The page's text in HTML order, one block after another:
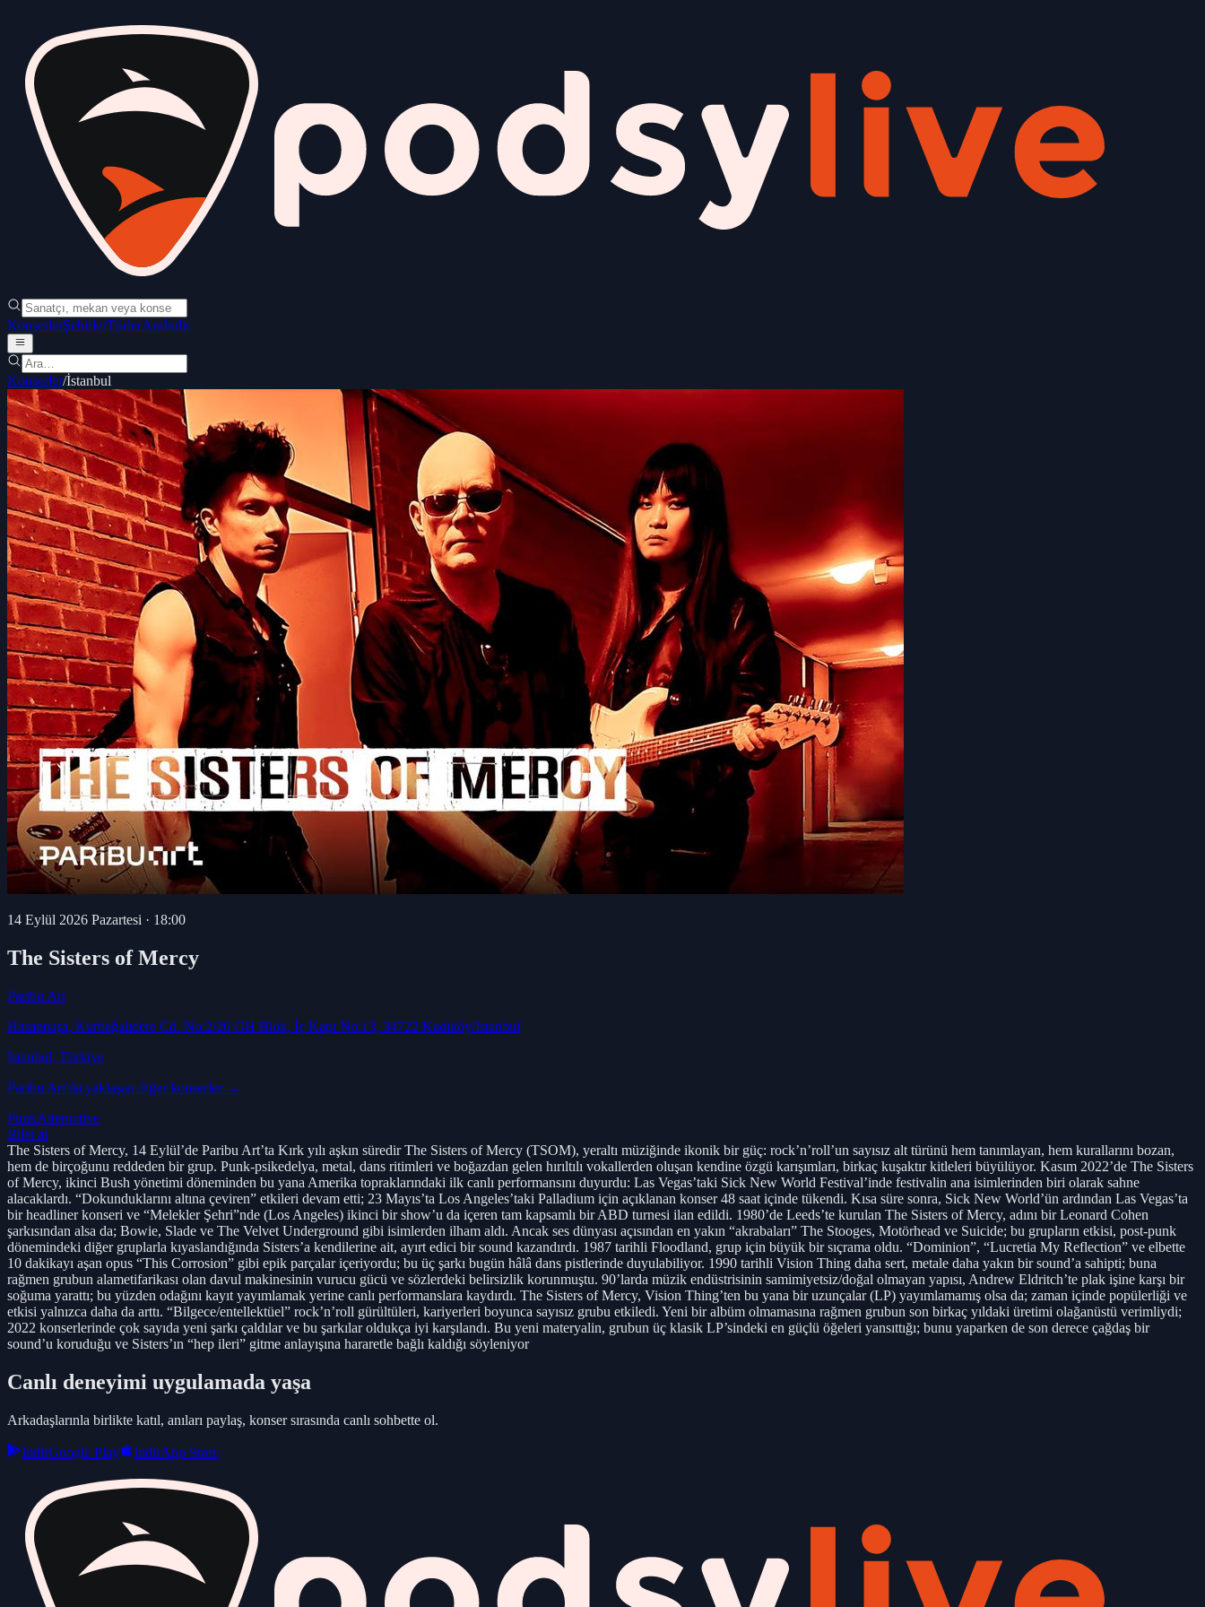
KonserlerŞehirlerTürlerAraİndir
Konserler/İstanbul
14 Eylül 2026 Pazartesi · 18:00
The Sisters of Mercy
Paribu Art
Hasanpaşa, Kurbağalıdere Cd. No:2/26 GH Blok, İç Kapı No:13, 34722 Kadıköy/İstanbul
İstanbul, Türkiye
Paribu Art'da yaklaşan diğer konserler →
PunkAlternative
Bilet al
The Sisters of Mercy, 14 Eylül’de Paribu Art’ta Kırk yılı aşkın süredir The Sisters of Mercy (TSOM), yeraltı müziğinde ikonik bir güç: rock’n’roll’un sayısız alt türünü hem tanımlayan, hem kurallarını bozan,
hem de birçoğunu reddeden bir grup. Punk-psikedelya, metal, dans ritimleri ve boğazdan gelen hırıltılı vokallerden oluşan kendine özgü karışımları, birkaç kuşaktır kitleleri büyülüyor. Kasım 2022’de The Sisters
of Mercy, ikinci Bush yönetimi döneminden bu yana Amerika topraklarındaki ilk canlı performansını duyurdu: Las Vegas’taki Sick New World Festival’inde festivalin ana isimlerinden biri olarak sahne
alacaklardı. “Dokunduklarını altına çeviren” etkileri devam etti; 23 Mayıs’ta Los Angeles’taki Palladium için açıklanan konser 48 saat içinde tükendi. Kısa süre sonra, Sick New World’ün ardından Las Vegas’ta
bir headliner konseri ve “Melekler Şehri”nde (Los Angeles) ikinci bir show’u da içeren tam kapsamlı bir ABD turnesi ilan edildi. 1980’de Leeds’te kurulan The Sisters of Mercy, adını bir Leonard Cohen
şarkısından alsa da; Bowie, Slade ve The Velvet Underground gibi isimlerden ilham aldı. Ancak ses dünyası açısından en yakın “akrabaları” The Stooges, Motörhead ve Suicide; bu grupların etkisi, post-punk
dönemindeki diğer gruplarla kıyaslandığında Sisters’a kendilerine ait, ayırt edici bir sound kazandırdı. 1987 tarihli Floodland, grup için büyük bir sıçrama oldu. “Dominion”, “Lucretia My Reflection” ve elbette
10 dakikayı aşan opus “This Corrosion” gibi epik parçalar içeriyordu; bu üç şarkı bugün hâlâ dans pistlerinde duyulabiliyor. 1990 tarihli Vision Thing daha sert, metale daha yakın bir sound’a sahipti; buna
rağmen grubun alametifarikası olan davul makinesinin vurucu gücü ve sözlerdeki belirsizlik korunmuştu. 90’larda müzik endüstrisinin samimiyetsiz/doğal olmayan yapısı, Andrew Eldritch’te plak işine karşı bir
soğuma yarattı; bu yüzden odağını kayıt yayımlamak yerine canlı performanslara kaydırdı. The Sisters of Mercy, Vision Thing’ten bu yana bir uzunçalar (LP) yayımlamamış olsa da; zaman içinde popülerliği ve
etkisi yalnızca daha da arttı. “Bilgece/entellektüel” rock’n’roll gürültüleri, kariyerleri boyunca sayısız grubu etkiledi. Yeni bir albüm olmamasına rağmen grubun son birkaç yıldaki üretimi olağanüstü verimliydi;
2022 konserlerinde çok sayıda yeni şarkı çaldılar ve bu şarkılar oldukça iyi karşılandı. Bu yeni materyalin, grubun üç klasik LP’sindeki en güçlü öğeleri yansıttığı; bunu yaparken de son derece çağdaş bir
sound’u koruduğu ve Sisters’ın “hep ileri” gitme anlayışına hararetle bağlı kaldığı söyleniyor
Canlı deneyimi uygulamada yaşa
Arkadaşlarınla birlikte katıl, anıları paylaş, konser sırasında canlı sohbette ol.
IndirGoogle Play IndirApp Store